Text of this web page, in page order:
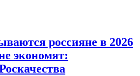
россияне в 2026
экономят: